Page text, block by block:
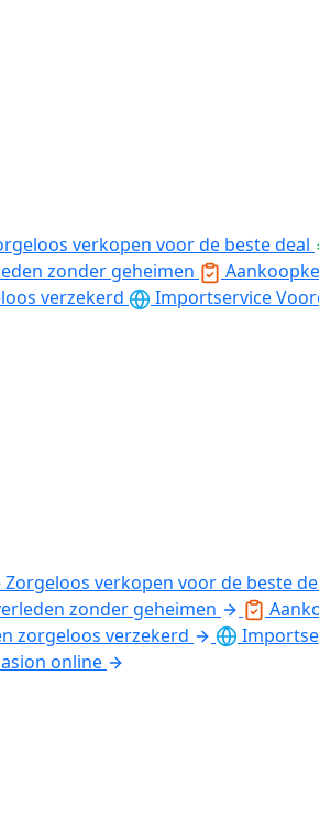
verkopen voor de beste deal
zonder geheimen
verzekerd Importservice
Zorgeloos verkopen voor de beste
zonder geheimen
zorgeloos verzekerd
online